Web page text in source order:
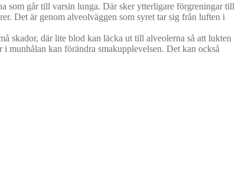
som går till varsin lunga. Där sker ytterligare förgreningar till
Det är genom alveolväggen som syret tar sig från luften i
skador, där lite blod kan läcka ut till alveolerna så att lukten
munhålan kan förändra smakupplevelsen. Det kan också